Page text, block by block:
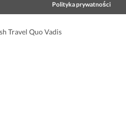
Polityka prywatności
Travel Quo Vadis